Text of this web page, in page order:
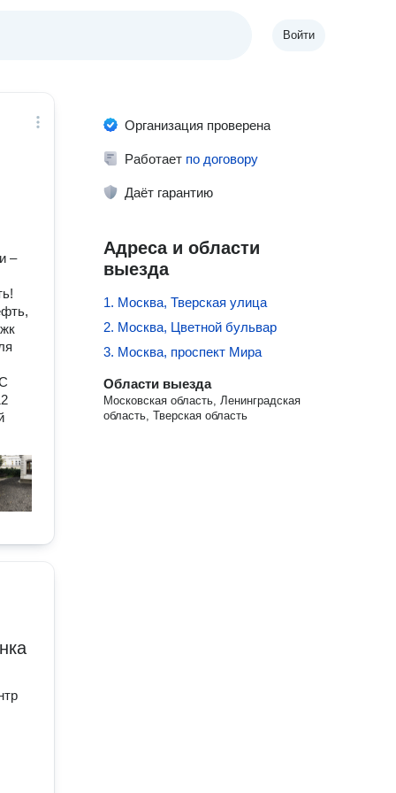
Войти
–
Организация проверена
Работает по договору
Даёт гарантию
Адреса и области
выезда
1. Москва, Тверская улица
2. Москва, Цветной бульвар
3. Москва, проспект Мира
Области выезда
Московская область, Ленинградская
область, Тверская область